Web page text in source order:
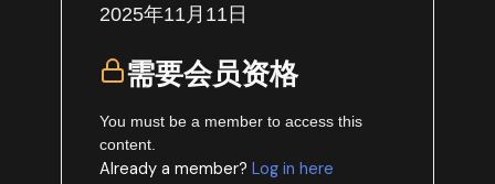
2025年11月11日
需要会员资格
You must be a member to access this
content.
Already a member?Log in here